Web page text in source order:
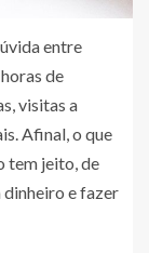
entre
de
visitas a
Afinal, o que
tem jeito, de
e fazer